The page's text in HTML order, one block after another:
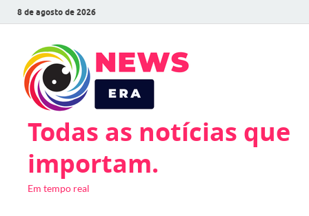
8 de agosto de 2026
Todas as notícias que
importam.
Em tempo real